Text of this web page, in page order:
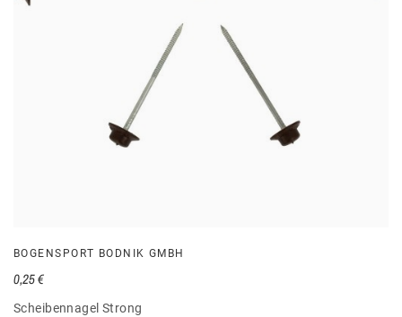
BOGENSPORT BODNIK GMBH
Scheibennagel Strong
0,25 €